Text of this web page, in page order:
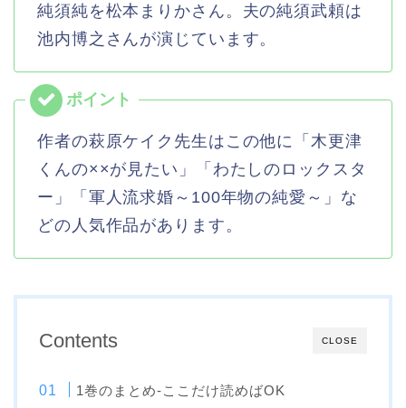
純須純を松本まりかさん。夫の純須武頼は
池内博之さんが演じています。
作者の萩原ケイク先生はこの他に「木更津
くんの××が見たい」「わたしのロックスタ
ー」「軍人流求婚～100年物の純愛～」な
どの人気作品があります。
CLOSE
Contents
1巻のまとめ-ここだけ読めばOK